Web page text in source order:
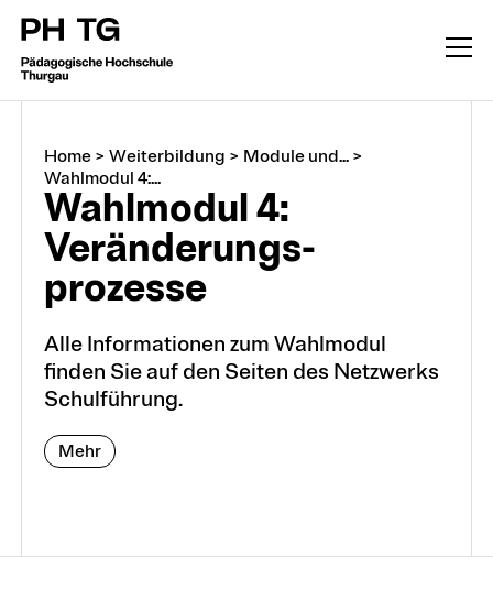
Weiterbildung
CAS, DAS, MAS, M.A.
Home> Weiterbildung > Module und...>
Wahlmodul 4:...
Wahlmodul 4:
Veränderungs­
prozesse
Alle Informationen zum Wahlmodul
finden Sie auf den Seiten des Netzwerks
Schulführung.
Mehr